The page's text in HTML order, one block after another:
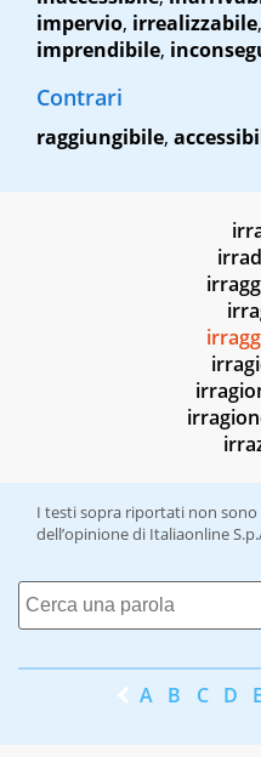
impervio, irrealizzabile,
imprendibile,
Contrari
raggiungibile,
I testi sopra riportati non
dell’opinione di Italiaonline
A B C D E